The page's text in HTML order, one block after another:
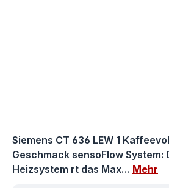
Siemens CT 636 LEW 1
Geschmack sensoFlow System:
Heizsystem rt das Max… Mehr